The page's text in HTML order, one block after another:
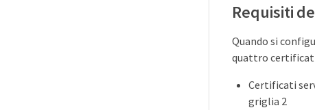
Requisiti
Quando si
quattro certificati
Certificati
griglia 2